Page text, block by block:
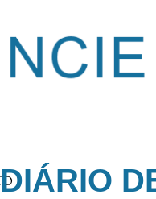
DIÁRIO